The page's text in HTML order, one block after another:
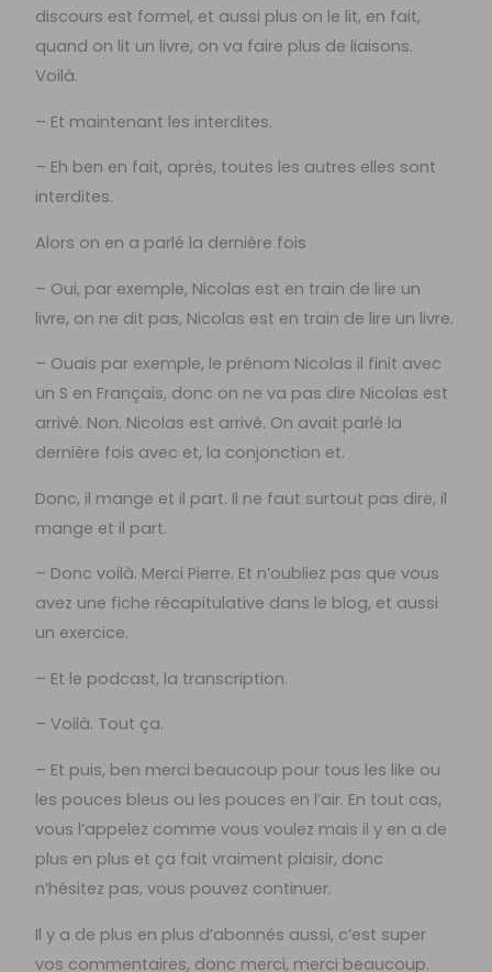
discours est formel, et aussi plus on le lit, en fait,
quand on lit un livre, on va faire plus de liaisons.
Voilà.
– Et maintenant les interdites.
– Eh ben en fait, après, toutes les autres elles sont
interdites.
Alors on en a parlé la dernière fois
– Oui, par exemple, Nicolas est en train de lire un
livre, on ne dit pas, Nicolas est en train de lire un livre.
– Ouais par exemple, le prénom Nicolas il finit avec
un S en Français, donc on ne va pas dire Nicolas est
arrivé. Non. Nicolas est arrivé. On avait parlé la
dernière fois avec et, la conjonction et.
Donc, il mange et il part. Il ne faut surtout pas dire, il
mange et il part.
– Donc voilà. Merci Pierre. Et n’oubliez pas que vous
avez une fiche récapitulative dans le blog, et aussi
un exercice.
– Et le podcast, la transcription.
– Voilà. Tout ça.
– Et puis, ben merci beaucoup pour tous les like ou
les pouces bleus ou les pouces en l’air. En tout cas,
vous l’appelez comme vous voulez mais il y en a de
plus en plus et ça fait vraiment plaisir, donc
n’hésitez pas, vous pouvez continuer.
Il y a de plus en plus d’abonnés aussi, c’est super
vos commentaires, donc merci, merci beaucoup.